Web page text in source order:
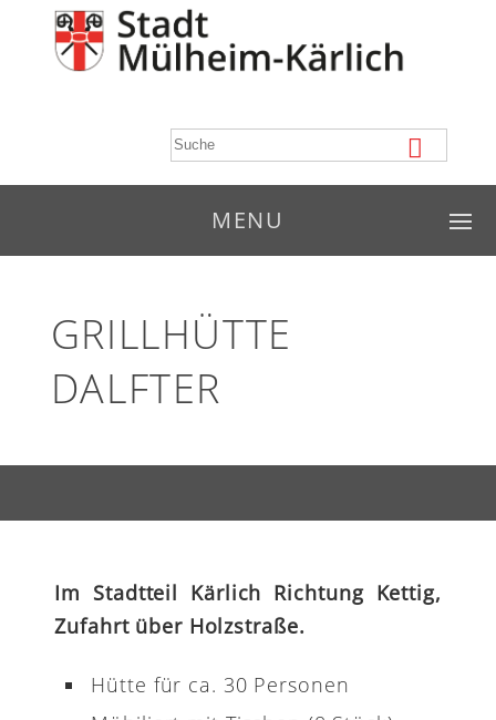
MENU
GRILLHÜTTE
DALFTER
Im Stadtteil Kärlich Richtung Kettig,
Zufahrt über Holzstraße.
Hütte für ca. 30 Personen